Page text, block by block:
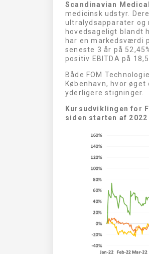
Scandinavian
medicinsk udstyr.
ultralydsapparater og
hovedsageligt blandt
har en markedsværdi
seneste 3 år på
positiv EBITDA på
Både FOM
København, hvor
yderligere stigninger.
Kursudviklingen for
siden starten af 2022